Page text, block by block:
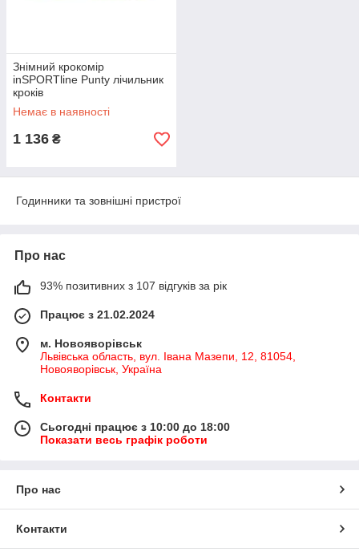
Знімний крокомір
inSPORTline Punty лічильник
кроків
Немає в наявності
1 136 ₴
Годинники та зовнішні пристрої
Про нас
93% позитивних з 107 відгуків за рік
Працює з 21.02.2024
м. Новояворівськ
Львівська область, вул. Івана Мазепи, 12, 81054,
Новояворівськ, Україна
Контакти
Сьогодні працює з 10:00 до 18:00
Показати весь графік роботи
Про нас
Контакти